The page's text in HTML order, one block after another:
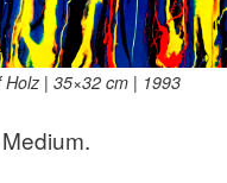
| 35×32 cm | 1993